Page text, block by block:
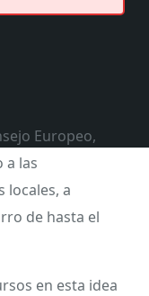
Europeo,
a las
locales, a
de hasta el
en esta idea